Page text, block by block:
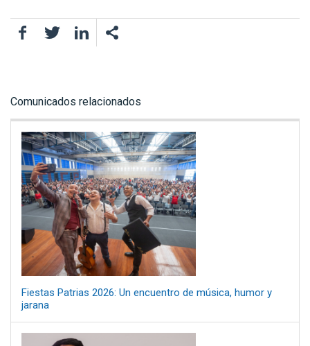
FacebookTwitter LinkedIn
Comunicados relacionados
Fiestas Patrias 2026: Un encuentro de música, humor y
jarana